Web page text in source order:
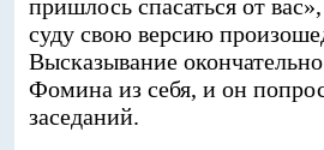
пришлось спасаться от
суду свою версию
Высказывание
Фомина из себя, и он
заседаний.